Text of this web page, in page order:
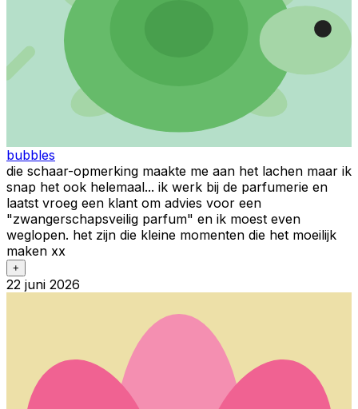
bubbles
die schaar-opmerking maakte me aan het lachen maar ik
snap het ook helemaal... ik werk bij de parfumerie en
laatst vroeg een klant om advies voor een
"zwangerschapsveilig parfum" en ik moest even
weglopen. het zijn die kleine momenten die het moeilijk
maken xx
+
22 juni 2026